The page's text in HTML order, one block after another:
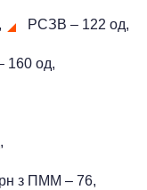
РСЗВ ‒ 122 од,
160 од,
з ПММ ‒ 76,